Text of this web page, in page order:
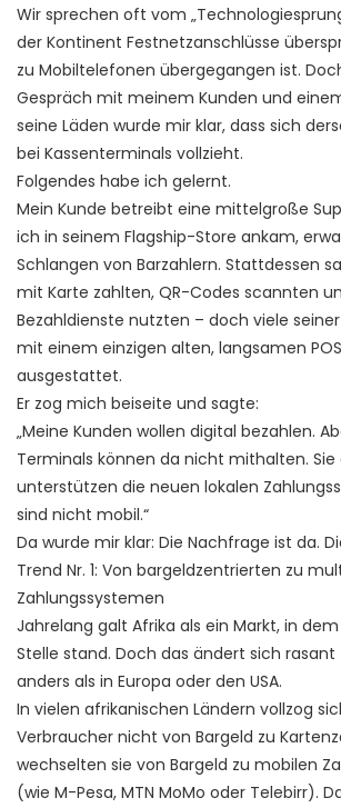
Wir sprechen oft vom
der Kontinent Festnetzanschlüsse
zu Mobiltelefonen übergegangen ist.
Gespräch mit meinem Kunden und
seine Läden wurde mir klar, dass sich
bei Kassenterminals vollzieht.
Folgendes habe ich gelernt.
Mein Kunde betreibt eine mittelgroße
ich in seinem Flagship-Store ankam,
Schlangen von Barzahlern. Stattdessen
mit Karte zahlten, QR-Codes scannten
Bezahldienste nutzten – doch viele
mit einem einzigen alten, langsamen
ausgestattet.
Er zog mich beiseite und sagte:
„Meine Kunden wollen digital bezahlen.
Terminals können da nicht mithalten.
unterstützen die neuen lokalen
sind nicht mobil.“
Da wurde mir klar: Die Nachfrage ist da.
Trend Nr. 1: Von bargeldzentrierten zu
Zahlungssystemen
Jahrelang galt Afrika als ein Markt, in
Stelle stand. Doch das ändert sich rasant
anders als in Europa oder den USA.
In vielen afrikanischen Ländern vollzog
Verbraucher nicht von Bargeld zu
wechselten sie von Bargeld zu mobilen
(wie M-Pesa, MTN MoMo oder Telebirr).